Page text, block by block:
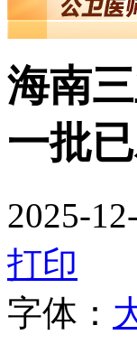
海南
一批
2025-
打印
字体：